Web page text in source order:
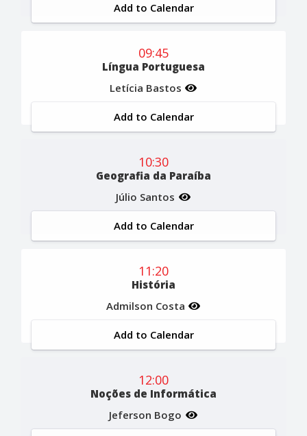
Add to Calendar
09:45
Língua Portuguesa
Letícia Bastos
Add to Calendar
10:30
Geografia da Paraíba
Júlio Santos
Add to Calendar
11:20
História
Admilson Costa
Add to Calendar
12:00
Noções de Informática
Jeferson Bogo